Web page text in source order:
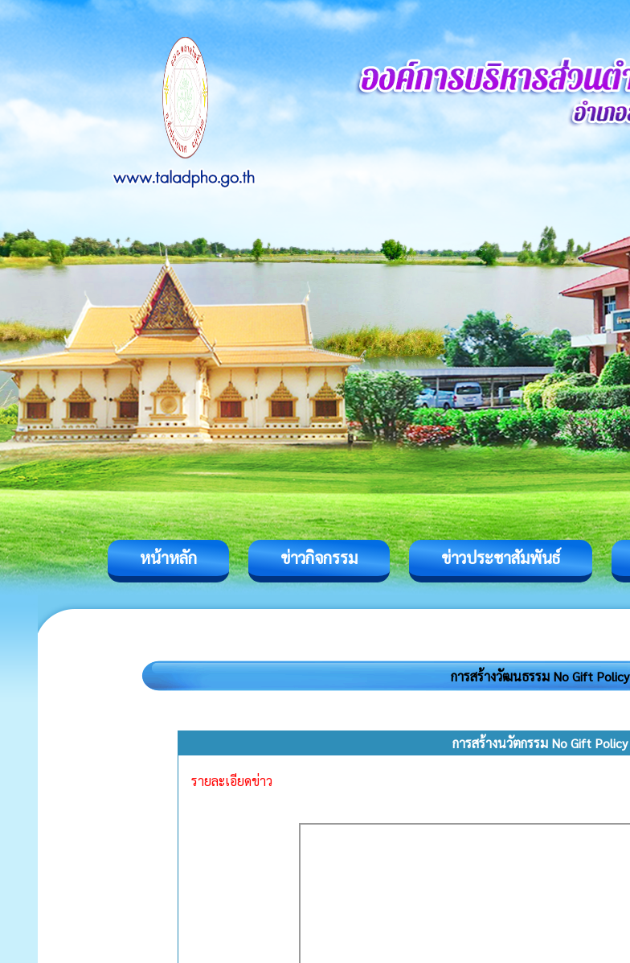
หน้าหลัก ข่าวกิจกรรม ข่าวประชาสัมพันธ์
การสร้างวัฒนธรรม No Gift Policy
การสร้างนวัตกรรม No Gift Policy
รายละเอียดข่าว